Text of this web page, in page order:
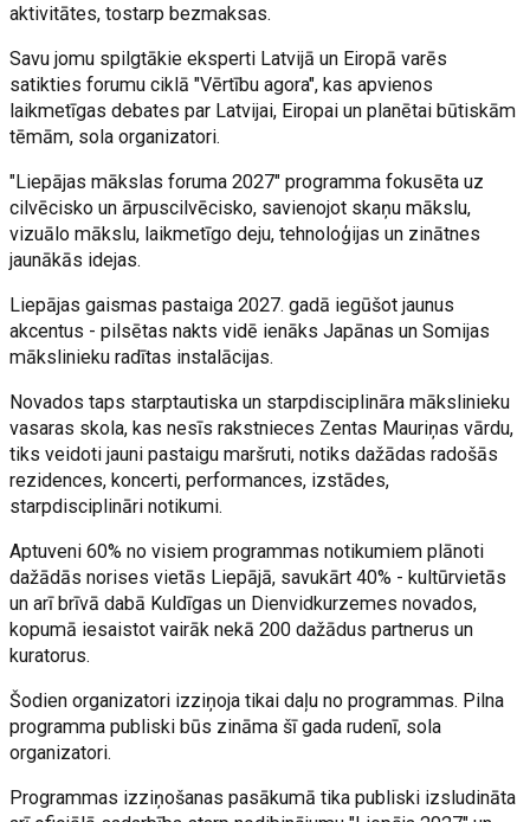
aktivitātes, tostarp bezmaksas.
Savu jomu spilgtākie eksperti Latvijā un Eiropā varēs
satikties forumu ciklā "Vērtību agora", kas apvienos
laikmetīgas debates par Latvijai, Eiropai un planētai būtiskām
tēmām, sola organizatori.
"Liepājas mākslas foruma 2027" programma fokusēta uz
cilvēcisko un ārpuscilvēcisko, savienojot skaņu mākslu,
vizuālo mākslu, laikmetīgo deju, tehnoloģijas un zinātnes
jaunākās idejas.
Liepājas gaismas pastaiga 2027. gadā iegūšot jaunus
akcentus - pilsētas nakts vidē ienāks Japānas un Somijas
mākslinieku radītas instalācijas.
Novados taps starptautiska un starpdisciplināra mākslinieku
vasaras skola, kas nesīs rakstnieces Zentas Mauriņas vārdu,
tiks veidoti jauni pastaigu maršruti, notiks dažādas radošās
rezidences, koncerti, performances, izstādes,
starpdisciplināri notikumi.
Aptuveni 60% no visiem programmas notikumiem plānoti
dažādās norises vietās Liepājā, savukārt 40% - kultūrvietās
un arī brīvā dabā Kuldīgas un Dienvidkurzemes novados,
kopumā iesaistot vairāk nekā 200 dažādus partnerus un
kuratorus.
Šodien organizatori izziņoja tikai daļu no programmas. Pilna
programma publiski būs zināma šī gada rudenī, sola
organizatori.
Programmas izziņošanas pasākumā tika publiski izsludināta